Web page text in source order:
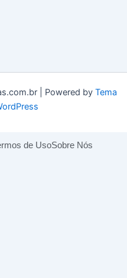
| Powered by Tema
de UsoSobre Nós